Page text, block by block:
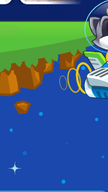
COMMANDER